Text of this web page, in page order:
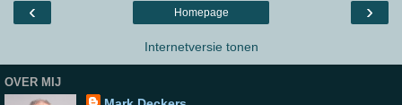
‹ ›
Homepage
Internetversie tonen
OVER MIJ